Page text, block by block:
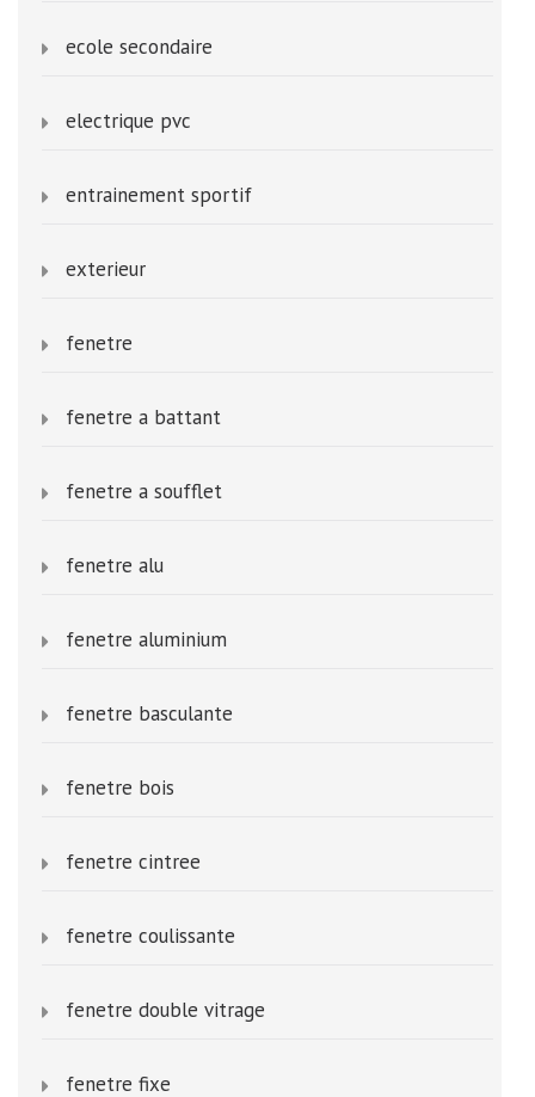
ecole secondaire
electrique pvc
entrainement sportif
exterieur
fenetre
fenetre a battant
fenetre a soufflet
fenetre alu
fenetre aluminium
fenetre basculante
fenetre bois
fenetre cintree
fenetre coulissante
fenetre double vitrage
fenetre fixe